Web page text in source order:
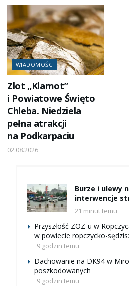
WIADOMOŚCI
Zlot „Klamot”
i Powiatowe Święto
Chleba. Niedziela
pełna atrakcji
na Podkarpaciu
02.08.2026
Burze i ulewy
interwencje
21 minut temu
Przyszłość ZOZ-u w
w powiecie ropczycko-
9 godzin temu
Dachowanie na DK94 w
poszkodowanych
9 godzin temu